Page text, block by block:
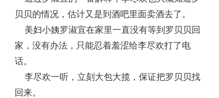
贝贝的情况，估计又是到酒吧里面卖酒去了。
美妇小姨罗淑宜在家里一直没有等到罗贝贝回
家，没有办法，只能忍着羞涩给李尽欢打了电
话。
李尽欢一听，立刻大包大揽，保证把罗贝贝找
回来。